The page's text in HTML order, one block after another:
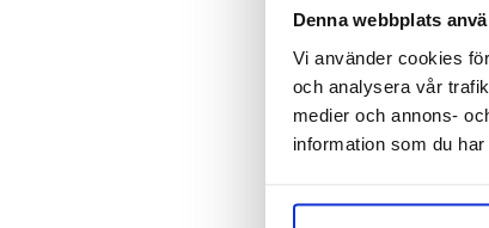
Denna webbplats
Vi använder cookies
och analysera vår
medier och annons-
information som du
kabel
Det här är
Den stora